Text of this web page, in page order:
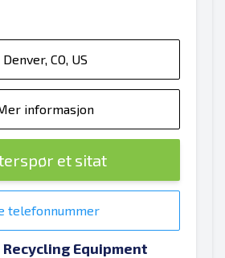
Denver, CO, US
informasjon
et sitat
telefonnummer
Equipment